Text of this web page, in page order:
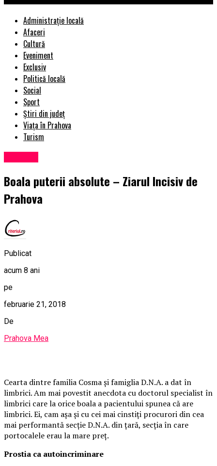
Administrație locală
Afaceri
Cultură
Eveniment
Exclusiv
Politică locală
Social
Sport
Știri din județ
Viața în Prahova
Turism
Boala puterii absolute – Ziarul Incisiv de
Prahova
Publicat
acum 8 ani
pe
februarie 21, 2018
De
Prahova Mea
Cearta dintre familia Cosma și famiglia D.N.A. a dat în
limbrici. Am mai povestit anecdota cu doctorul specialist în
limbrici care la orice boala a pacientului spunea că are
limbrici. Ei, cam așa și cu cei mai cinstiți procurori din cea
mai performantă secție D.N.A. din țară, secția în care
portocalele erau la mare preț.
Prostia ca autoincriminare